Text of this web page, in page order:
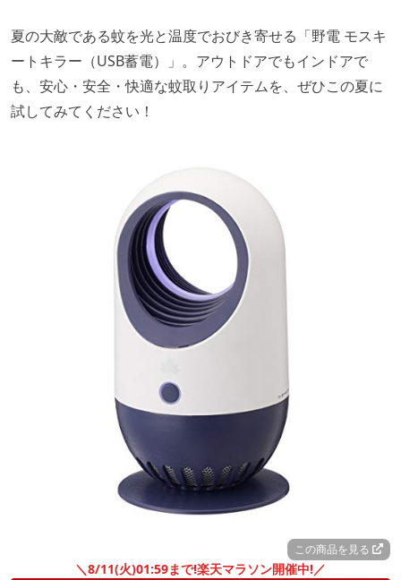
夏の大敵である蚊を光と温度でおびき寄せる「野電 モスキ
ートキラー（USB蓄電）」。アウトドアでもインドアで
も、安心・安全・快適な蚊取りアイテムを、ぜひこの夏に
試してみてください！
この商品を見る
＼8/11(火)01:59まで!楽天マラソン開催中!／